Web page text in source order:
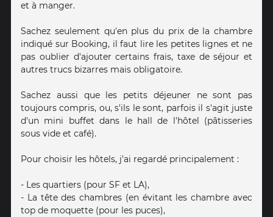
et à manger.
Sachez seulement qu'en plus du prix de la chambre
indiqué sur Booking, il faut lire les petites lignes et ne
pas oublier d'ajouter certains frais, taxe de séjour et
autres trucs bizarres mais obligatoire.
Sachez aussi que les petits déjeuner ne sont pas
toujours compris, ou, s'ils le sont, parfois il s'agit juste
d'un mini buffet dans le hall de l'hôtel (pâtisseries
sous vide et café).
Pour choisir les hôtels, j'ai regardé principalement :
- Les quartiers (pour SF et LA),
- La tête des chambres (en évitant les chambre avec
top de moquette (pour les puces),